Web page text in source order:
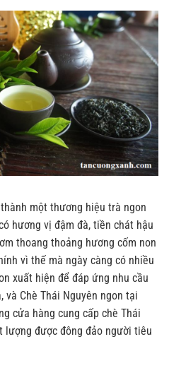
một thương hiệu trà ngon
hương vị đậm đà, tiền chát hậu
thoang thoảng hương cốm non
vì thế mà ngày càng có nhiều
xuất hiện để đáp ứng nhu cầu
Chè Thái Nguyên ngon tại
cửa hàng cung cấp chè Thái
lượng được đông đảo người tiêu